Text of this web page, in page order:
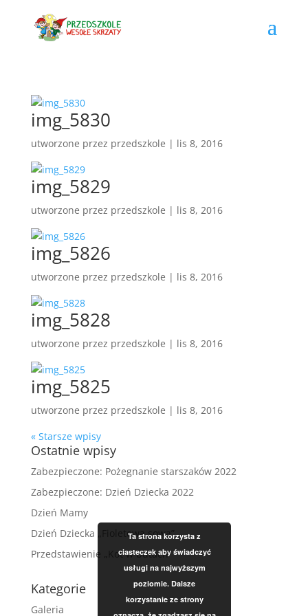
img_5830
utworzone przez przedszkole | lis 8, 2016
img_5829
utworzone przez przedszkole | lis 8, 2016
img_5826
utworzone przez przedszkole | lis 8, 2016
img_5828
utworzone przez przedszkole | lis 8, 2016
img_5825
utworzone przez przedszkole | lis 8, 2016
« Starsze wpisy
Ostatnie wpisy
Zabezpieczone: Pożegnanie starszaków 2022
Zabezpieczone: Dzień Dziecka 2022
Dzień Mamy
Dzień Dziecka „Fioletowa sowa”
Przedstawienie „Kot w butach”
Kategorie
Galeria
Ta strona korzysta z
ciasteczek aby świadczyć
usługi na najwyższym
poziomie. Dalsze
korzystanie ze strony